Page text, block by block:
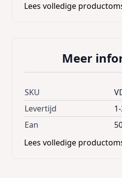
Lees volledige
Meer
SKU
Levertijd
Ean
Lees volledige